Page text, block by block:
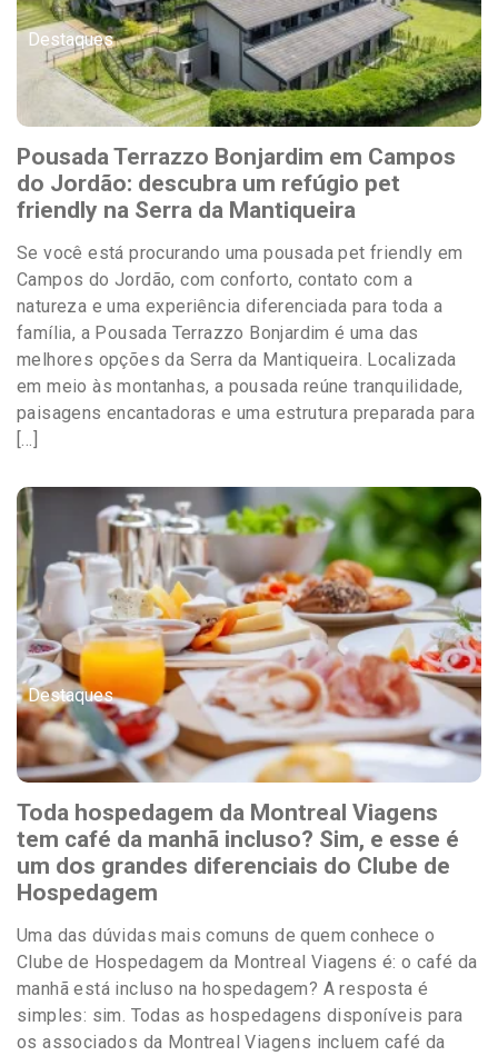
Destaques
Pousada Terrazzo Bonjardim em Campos
do Jordão: descubra um refúgio pet
friendly na Serra da Mantiqueira
Se você está procurando uma pousada pet friendly em
Campos do Jordão, com conforto, contato com a
natureza e uma experiência diferenciada para toda a
família, a Pousada Terrazzo Bonjardim é uma das
melhores opções da Serra da Mantiqueira. Localizada
em meio às montanhas, a pousada reúne tranquilidade,
paisagens encantadoras e uma estrutura preparada para
[…]
Destaques
Toda hospedagem da Montreal Viagens
tem café da manhã incluso? Sim, e esse é
um dos grandes diferenciais do Clube de
Hospedagem
Uma das dúvidas mais comuns de quem conhece o
Clube de Hospedagem da Montreal Viagens é: o café da
manhã está incluso na hospedagem? A resposta é
simples: sim. Todas as hospedagens disponíveis para
os associados da Montreal Viagens incluem café da